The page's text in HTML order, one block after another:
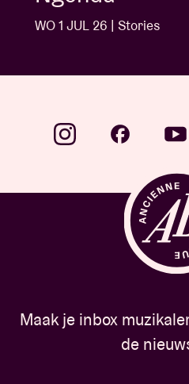
WO 1 JUL 26 | Stories
Maak je inbox
de